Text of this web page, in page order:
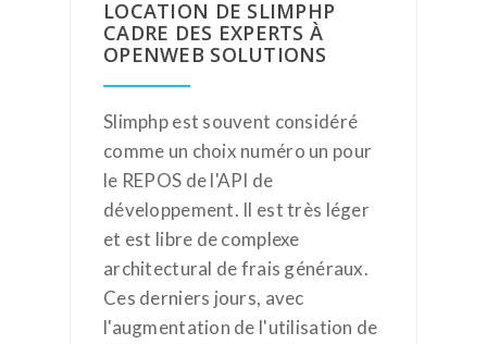
LOCATION DE SLIMPHP
CADRE DES EXPERTS À
OPENWEB SOLUTIONS
Slimphp est souvent considéré
comme un choix numéro un pour
le REPOS de l'API de
développement. Il est très léger
et est libre de complexe
architectural de frais généraux.
Ces derniers jours, avec
l'augmentation de l'utilisation de